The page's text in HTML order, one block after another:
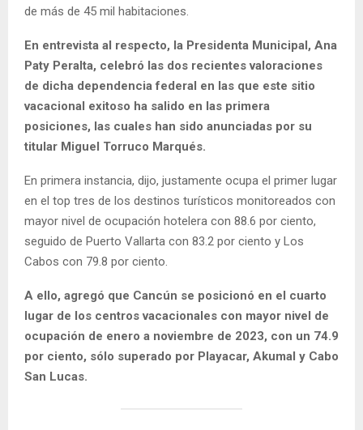
de más de 45 mil habitaciones.
En entrevista al respecto, la Presidenta Municipal, Ana
Paty Peralta, celebró las dos recientes valoraciones
de dicha dependencia federal en las que este sitio
vacacional exitoso ha salido en las primera
posiciones, las cuales han sido anunciadas por su
titular Miguel Torruco Marqués.
En primera instancia, dijo, justamente ocupa el primer lugar
en el top tres de los destinos turísticos monitoreados con
mayor nivel de ocupación hotelera con 88.6 por ciento,
seguido de Puerto Vallarta con 83.2 por ciento y Los
Cabos con 79.8 por ciento.
A ello, agregó que Cancún se posicionó en el cuarto
lugar de los centros vacacionales con mayor nivel de
ocupación de enero a noviembre de 2023, con un 74.9
por ciento, sólo superado por Playacar, Akumal y Cabo
San Lucas.